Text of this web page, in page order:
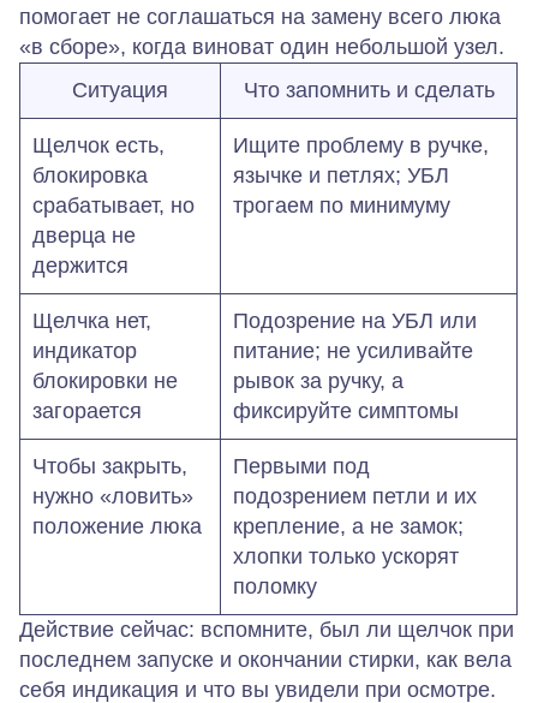
помогает не соглашаться на замену всего люка
«в сборе», когда виноват один небольшой узел.
Ситуация
Что запомнить и сделать
Щелчок есть,
блокировка
срабатывает, но
дверца не
держится
Ищите проблему в ручке,
язычке и петлях; УБЛ
трогаем по минимуму
Щелчка нет,
индикатор
блокировки не
загорается
Подозрение на УБЛ или
питание; не усиливайте
рывок за ручку, а
фиксируйте симптомы
Чтобы закрыть,
нужно «ловить»
положение люка
Первыми под
подозрением петли и их
крепление, а не замок;
хлопки только ускорят
поломку
Действие сейчас: вспомните, был ли щелчок при
последнем запуске и окончании стирки, как вела
себя индикация и что вы увидели при осмотре.